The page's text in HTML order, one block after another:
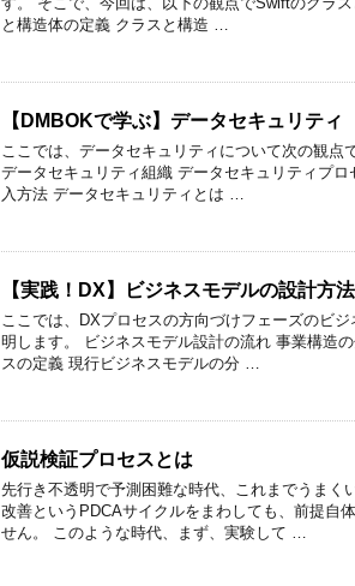
と構造体の定義 クラスと構造 …
【DMBOKで学ぶ】データセキュリティ
ここでは、データセキュリティについて次の観点
データセキュリティ組織 データセキュリティプ
入方法 データセキュリティとは …
【実践！DX】ビジネスモデルの設計方法
ここでは、DXプロセスの方向づけフェーズのビ
明します。 ビジネスモデル設計の流れ 事業構造
スの定義 現行ビジネスモデルの分 …
仮説検証プロセスとは
先行き不透明で予測困難な時代、これまでうまく
改善というPDCAサイクルをまわしても、前提自
せん。 このような時代、まず、実験して …